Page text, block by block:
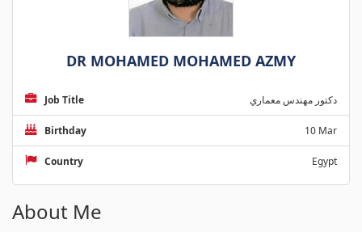
DR MOHAMED MOHAMED AZMY
Job Title دكتور مهندس معماري
Birthday 10 Mar
Country Egypt
About Me